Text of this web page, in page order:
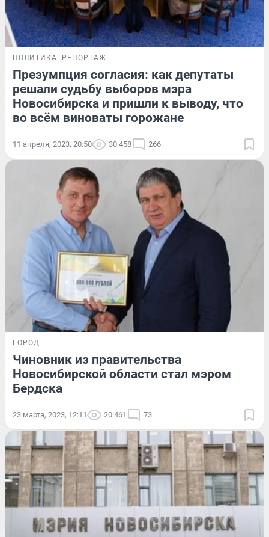
ПОЛИТИКА РЕПОРТАЖ
Презумпция согласия: как депутаты
решали судьбу выборов мэра
Новосибирска и пришли к выводу, что
во всём виноваты горожане
11 апреля, 2023, 20:50 30 458 266
ГОРОД
Чиновник из правительства
Новосибирской области стал мэром
Бердска
23 марта, 2023, 12:11 20 461 73